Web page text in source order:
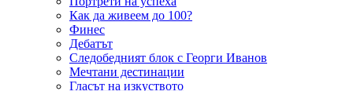
Как да живеем до 100?
Финес
Дебатът
Следобедният блок с Георги Иванов
Мечтани дестинации
Гласът на изкуството